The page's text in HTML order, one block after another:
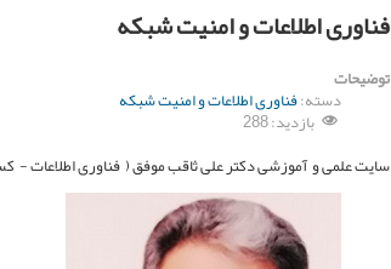
فناوری اطلاعات و امنیت شبکه
توضیحات
دسته:فناوری اطلاعات و امنیت شبکه
بازدید: 288
سایت علمی و آموزشی دکتر علی ثاقب موفق ( فناوری اطلاعات -